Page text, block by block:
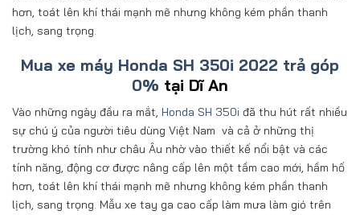
hơn, toát lên khí thái mạnh mẽ nhưng không kém phần thanh
lịch, sang trọng.
Mua xe máy Honda SH 350i 2022 trả góp
0% tại Dĩ An
Vào những ngày đầu ra mắt, Honda SH 350i đã thu hút rất nhiều
sự chú ý của người tiêu dùng Việt Nam và cả ở những thị
trường khó tính như châu Âu nhờ vào thiết kế nổi bật và các
tính năng, động cơ được nâng cấp lên một tầm cao mới, hầm hố
hơn, toát lên khí thái mạnh mẽ nhưng không kém phần thanh
lịch, sang trọng. Mẫu xe tay ga cao cấp làm mưa làm gió trên